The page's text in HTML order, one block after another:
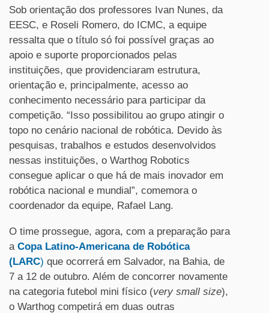
Sob orientação dos professores Ivan Nunes, da
EESC, e Roseli Romero, do ICMC, a equipe
ressalta que o título só foi possível graças ao
apoio e suporte proporcionados pelas
instituições, que providenciaram estrutura,
orientação e, principalmente, acesso ao
conhecimento necessário para participar da
competição. “Isso possibilitou ao grupo atingir o
topo no cenário nacional de robótica. Devido às
pesquisas, trabalhos e estudos desenvolvidos
nessas instituições, o Warthog Robotics
consegue aplicar o que há de mais inovador em
robótica nacional e mundial”, comemora o
coordenador da equipe, Rafael Lang.
O time prossegue, agora, com a preparação para
a Copa Latino-Americana de Robótica
(LARC) que ocorrerá em Salvador, na Bahia, de
7 a 12 de outubro. Além de concorrer novamente
na categoria futebol mini físico (very small size),
o Warthog competirá em duas outras